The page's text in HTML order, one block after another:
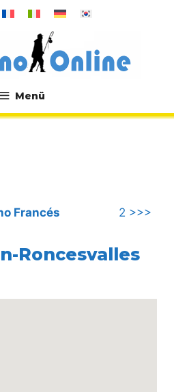
Menü
Francés 2 >>>
Roncesvalles